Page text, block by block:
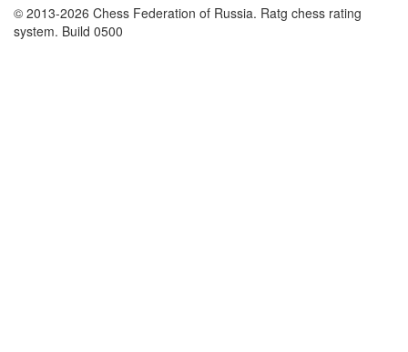
© 2013-2026 Chess Federation of Russia. Ratg chess rating
system. Build 0500